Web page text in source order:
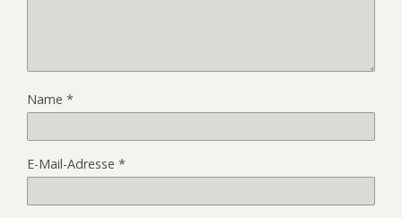
Name *
E-Mail-Adresse *